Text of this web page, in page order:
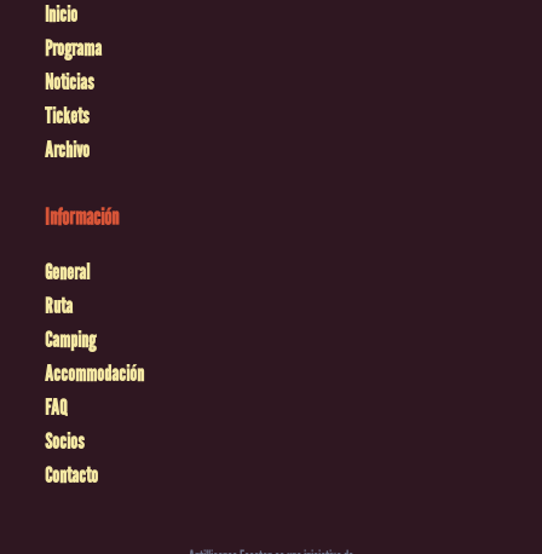
Inicio
Programa
Noticias
Tickets
Archivo
Información
General
Ruta
Camping
Accommodación
FAQ
Socios
Contacto